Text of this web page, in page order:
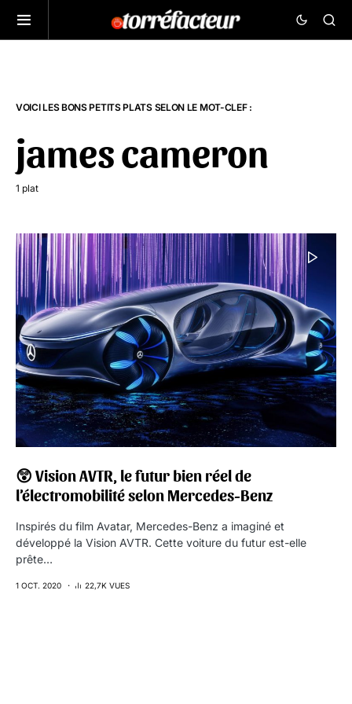
VOICI LES BONS PETITS PLATS SELON LE MOT-CLEF :
james cameron
1 plat
😲 Vision AVTR, le futur bien réel de
l’électromobilité selon Mercedes-Benz
Inspirés du film Avatar, Mercedes-Benz a imaginé et
développé la Vision AVTR. Cette voiture du futur est-elle
prête…
1 OCT. 2020 22,7K VUES